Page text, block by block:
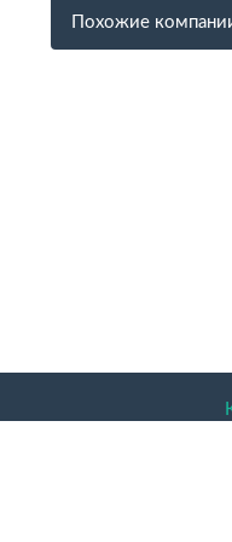
Похожие